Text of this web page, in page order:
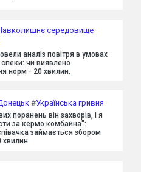
середовище
аналіз повітря в умовах
чи виявлено
норм - 20 хвилин.
#Українська гривня
поранень він захворів, і я
за кермо комбайна":
займається збором